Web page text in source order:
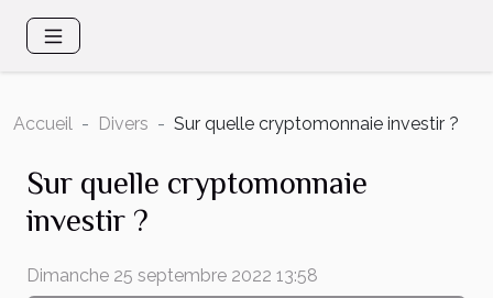
Accueil Divers Sur quelle cryptomonnaie investir ?
Sur quelle cryptomonnaie
investir ?
Dimanche 25 septembre 2022 13:58